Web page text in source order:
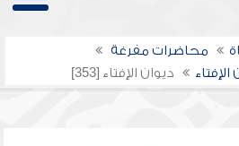
محاضرات مفرغة
الإفتاء ديوان الإفتاء [353]